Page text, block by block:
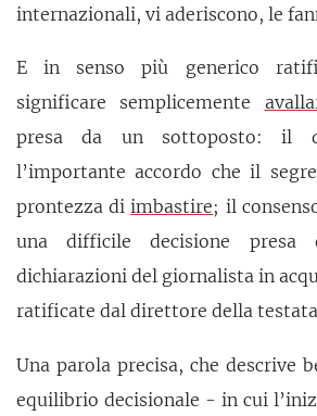
internazionali, vi aderiscono, le
E in senso più generico
significare semplicemente
presa da un sottoposto: il
l’importante accordo che il
prontezza diimbastire; il
una difficile decisione presa
dichiarazioni del giornalista in
ratificate dal direttore della
Una parola precisa, che descrive
equilibrio decisionale - in cui